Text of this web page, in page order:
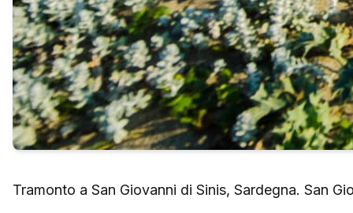
Tramonto a San Giovanni di Sinis, Sardegna. San